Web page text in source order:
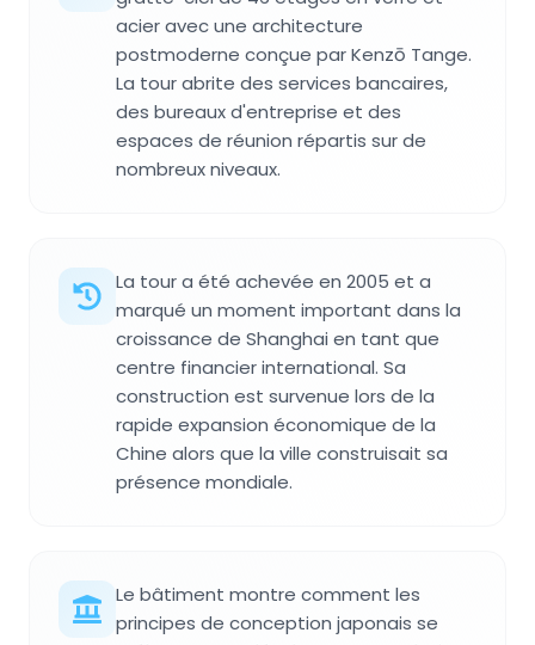
acier avec une architecture
postmoderne conçue par Kenzō Tange.
La tour abrite des services bancaires,
des bureaux d'entreprise et des
espaces de réunion répartis sur de
nombreux niveaux.
La tour a été achevée en 2005 et a
marqué un moment important dans la
croissance de Shanghai en tant que
centre financier international. Sa
construction est survenue lors de la
rapide expansion économique de la
Chine alors que la ville construisait sa
présence mondiale.
Le bâtiment montre comment les
principes de conception japonais se